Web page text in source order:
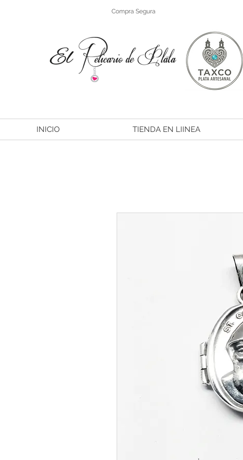
Compra Segura
INICIO TIENDA EN LIINEA